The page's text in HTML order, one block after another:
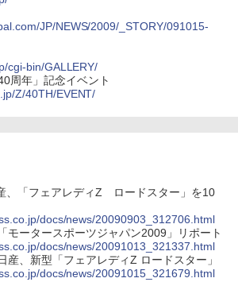
JP/NEWS/2009/_STORY/091015-
cgi-bin/GALLERY/
周年」記念イベント
Z/40TH/EVENT/
、「フェアレディZ ロードスター」を10
docs/news/20090903_312706.html
モータースポーツジャパン2009」リポート
docs/news/20091013_321337.html
産、新型「フェアレディZ ロードスター」
docs/news/20091015_321679.html